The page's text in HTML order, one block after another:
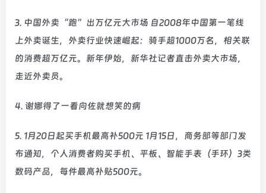
3. 中国外卖“跑”出万亿元大市场 自2008年中国第一笔线
上外卖诞生，外卖行业快速崛起：骑手超1000万名，相关联
的消费超万亿元。新年伊始，新华社记者直击外卖大市场，
走近外卖员。
4. 谢娜得了一看向佐就想笑的病
5. 1月20日起买手机最高补500元 1月15日，商务部等部门发
布通知，个人消费者购买手机、平板、智能手表（手环）3类
数码产品，每件最高补贴500元。